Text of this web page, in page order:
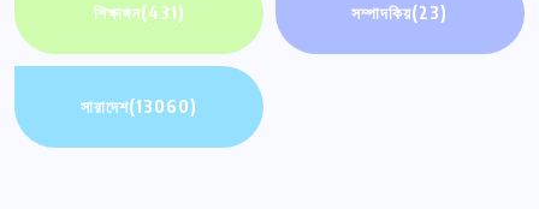
শিক্ষাঙ্গন(431) সম্পাদকিয়(23)
সারাদেশ(13060)